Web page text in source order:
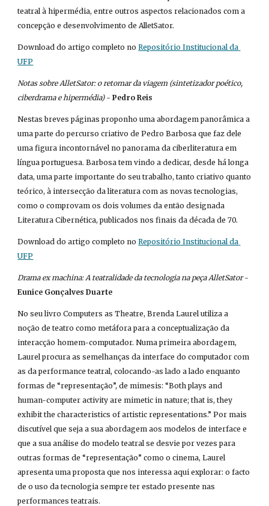
teatral à hipermédia, entre outros aspectos relacionados com a
concepção e desenvolvimento de AlletSator.
Download do artigo completo no Repositório Institucional da
UFP
Notas sobre AlletSator: o retomar da viagem (sintetizador poético,
ciberdrama e hipermédia) - Pedro Reis
Nestas breves páginas proponho uma abordagem panorâmica a
uma parte do percurso criativo de Pedro Barbosa que faz dele
uma figura incontornável no panorama da ciberliteratura em
língua portuguesa. Barbosa tem vindo a dedicar, desde há longa
data, uma parte importante do seu trabalho, tanto criativo quanto
teórico, à intersecção da literatura com as novas tecnologias,
como o comprovam os dois volumes da então designada
Literatura Cibernética, publicados nos finais da década de 70.
Download do artigo completo no Repositório Institucional da
UFP
Drama ex machina: A teatralidade da tecnologia na peça AlletSator
Eunice Gonçalves Duarte
No seu livro Computers as Theatre, Brenda Laurel utiliza a
noção de teatro como metáfora para a conceptualização da
interacção homem-computador. Numa primeira abordagem,
Laurel procura as semelhanças da interface do computador com
as da performance teatral, colocando-as lado a lado enquanto
formas de “representação”, de mimesis: “Both plays and
human-computer activity are mimetic in nature; that is, they
exhibit the characteristics of artistic representations.” Por mais
discutível que seja a sua abordagem aos modelos de interface e
que a sua análise do modelo teatral se desvie por vezes para
outras formas de “representação” como o cinema, Laurel
apresenta uma proposta que nos interessa aqui explorar: o facto
de o uso da tecnologia sempre ter estado presente nas
performances teatrais.